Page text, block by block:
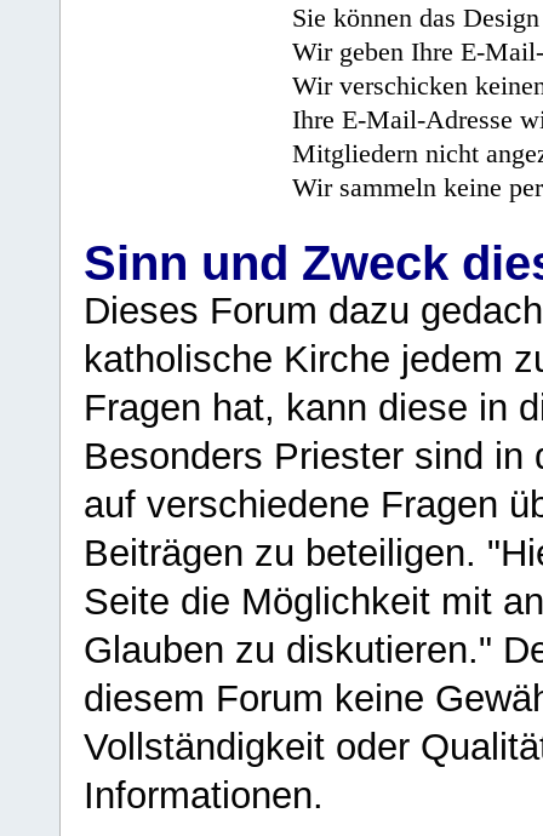
Sie können das
Wir geben Ihre E-
Wir verschicken
Ihre E-Mail-Adresse
Mitgliedern nicht
Wir sammeln keine
Sinn und Zweck
Dieses Forum dazu
katholische Kirche jedem
Fragen hat, kann diese in
Besonders Priester sind in
auf verschiedene Fragen
Beiträgen zu beteiligen.
Seite die Möglichkeit mit
Glauben zu diskutieren."
diesem Forum keine
Vollständigkeit oder
Informationen.